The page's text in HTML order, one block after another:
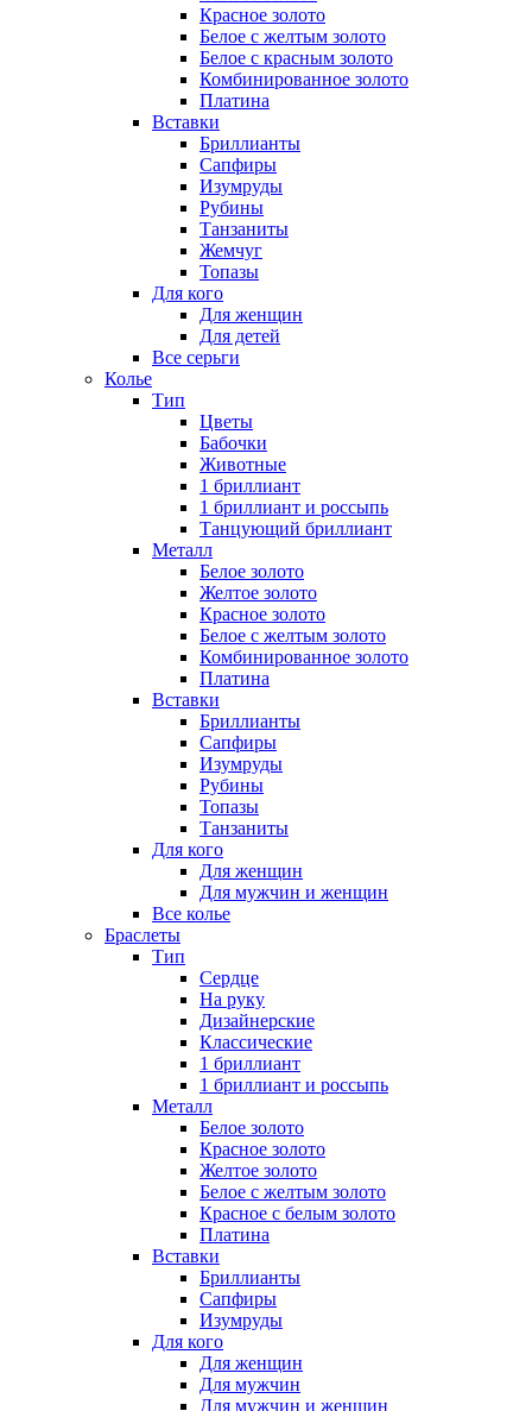
Красное золото
Белое с желтым золото
Белое с красным золото
Комбинированное золото
Платина
Вставки
Бриллианты
Сапфиры
Изумруды
Рубины
Танзаниты
Жемчуг
Топазы
Для кого
Для женщин
Для детей
Все серьги
Колье
Тип
Цветы
Бабочки
Животные
1 бриллиант
1 бриллиант и россыпь
Танцующий бриллиант
Металл
Белое золото
Желтое золото
Красное золото
Белое с желтым золото
Комбинированное золото
Платина
Вставки
Бриллианты
Сапфиры
Изумруды
Рубины
Топазы
Танзаниты
Для кого
Для женщин
Для мужчин и женщин
Все колье
Браслеты
Тип
Сердце
На руку
Дизайнерские
Классические
1 бриллиант
1 бриллиант и россыпь
Металл
Белое золото
Красное золото
Желтое золото
Белое с желтым золото
Красное с белым золото
Платина
Вставки
Бриллианты
Сапфиры
Изумруды
Для кого
Для женщин
Для мужчин
Для мужчин и женщин